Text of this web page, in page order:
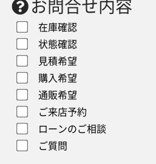
お問合せ内容
在庫確認
状態確認
見積希望
購入希望
通販希望
ご来店予約
ローンのご相談
ご質問